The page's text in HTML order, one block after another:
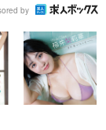
by